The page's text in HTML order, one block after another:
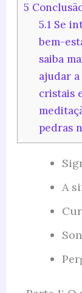
5
5.1 Se
bem-
saiba
ajudar
cristais
pedras
A